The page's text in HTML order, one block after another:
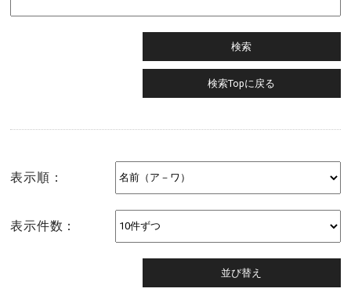
表示順：
表示件数：